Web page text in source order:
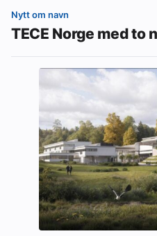
Nytt om navn
TECE Norge med to